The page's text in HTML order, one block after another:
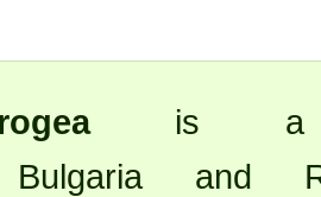
is a
and